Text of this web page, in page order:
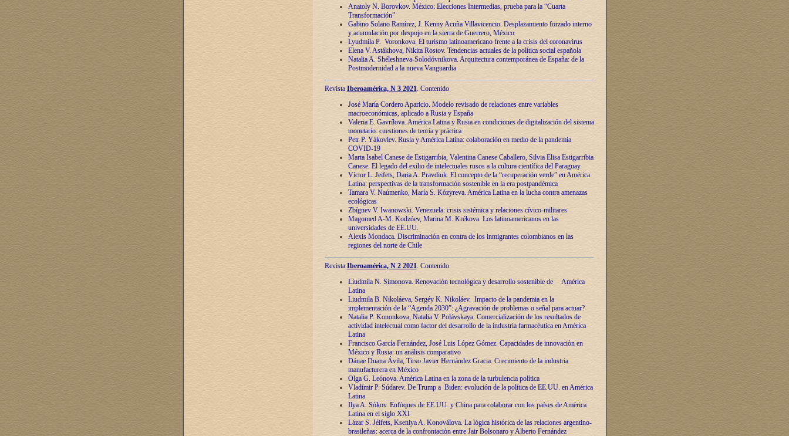
Anatoly N. Borovkov. México: Elecciones Intermedias, prueba para la “Cuarta
Transformación”
Gabino Solano Ramírez, J. Kenny Acuña Villavicencio. Desplazamiento forzado interno
y acumulación por despojo en la sierra de Guerrero, México
Lyudmila P. Voronkova. El turismo latinoamericano frente a la crisis del coronavirus
Elena V. Astákhova, Nikita Rostov. Tendencias actuales de la política social española
Natalia A. Shéleshneva-Solodóvnikova. Arquitectura contemporánea de España: de la
Postmodernidad a la nueva Vanguardia
Revista Iberoamérica, N 3 2021. Contenido
José María Cordero Aparicio. Modelo revisado de relaciones entre variables
macroeconómicas, aplicado a Rusia y España
Valeria E. Gavrílova. América Latina y Rusia en condiciones de digitalización del sistema
monetario: cuestiones de teoría y práctica
Petr P. Yákovlev. Rusia y América Latina: colaboración en medio de la pandemia
COVID-19
Marta Isabel Canese de Estigarribia, Valentina Canese Caballero, Silvia Elisa Estigarribia
Canese. El legado del exilio de intelectuales rusos a la cultura científica del Paraguay
Víctor L. Jeifets, Daria A. Pravdiuk. El concepto de la “recuperación verde” en América
Latina: perspectivas de la transformación sostenible en la era postpandémica
Tamara V. Naúmenko, María S. Kózyreva. América Latina en la lucha contra amenazas
ecológicas
Zbígnev V. Iwanowski. Venezuela: crisis sistémica y relaciones cívico-militares
Magomed A-M. Kodzóev, Marina M. Krékova. Los latinoamericanos en las
universidades de EE.UU.
Alexis Mondaca. Discriminación en contra de los inmigrantes colombianos en las
regiones del norte de Chile
RevistaIberoamérica, N 2 2021. Contenido
Liudmila N. Símonova. Renovaciόn tecnolόgica y desarrollo sostenible de América
Latina
Liudmila B. Nikoláeva, Sergéy K. Nikoláev. Impacto de la pandemia en la
implementaciόn de la “Agenda 2030”: ¿Agravaciόn de problemas o señal para actuar?
Natalia P. Kononkova, Natalia V. Polávskaya. Comercializaciόn de los resultados de
actividad intelectual como factor del desarrollo de la industria farmacéutica en América
Latina
Francisco García Fernández, José Luis López Gómez. Capacidades de innovaciόn en
México y Rusia: un análisis comparativo
Dánae Duana Ávila, Tirso Javier Hernández Gracia. Crecimiento de la industria
manufacturera en México
Olga G. Leόnova. América Latina en la zona de la turbulencia política
Vladímir P. Súdarev. De Trump a Biden: evoluciόn de la política de EE.UU. en América
Latina
Ilya A. Sόkov. Enfόques de EE.UU. y China para colaborar con los países de Amèrica
Latina en el siglo XXI
Lázar S. Jéifets, Kseniya A. Konoválova. La lόgica histόrica de las relaciones argentino-
brasileñas: acerca de la confrontaciόn entre Jair Bolsonaro y Alberto Fernández